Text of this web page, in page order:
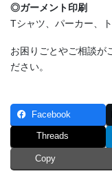
◎ガーメント印刷
Tシャツ、パーカー、
お困りごとやご相談が
ださい。
Facebook
Threads
Copy